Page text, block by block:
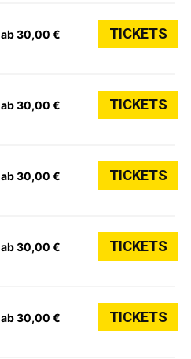
ab 30,00 € TICKETS
ab 30,00 € TICKETS
ab 30,00 € TICKETS
ab 30,00 € TICKETS
ab 30,00 € TICKETS